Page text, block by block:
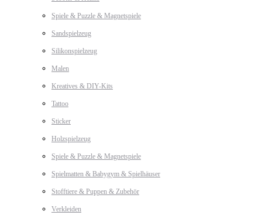
Spiele & Puzzle & Magnetspiele
Sandspielzeug
Silikonspielzeug
Malen
Kreatives & DIY-Kits
Tattoo
Sticker
Holzspielzeug
Spiele & Puzzle & Magnetspiele
Spielmatten & Babygym & Spielhäuser
Stofftiere & Puppen & Zubehör
Verkleiden